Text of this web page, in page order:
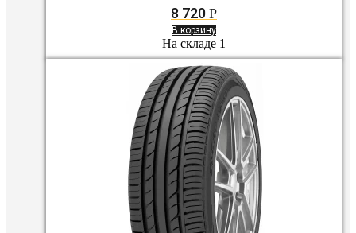
8 720 Р
В корзину
На складе 1